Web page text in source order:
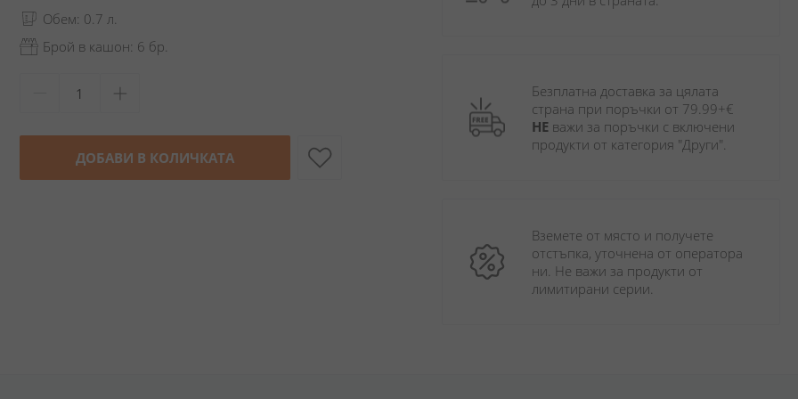
Обем: 0.7 л.
Брой в кашон: 6 бр.
ДОБАВИ В КОЛИЧКАТА
Безплатна доставка за цялата
НЕ важи за поръчки с включени
продукти от категория "Други".
Вземете от място и получете
отстъпка, уточнена от оператора
ни. Не важи за продукти от
лимитирани серии.